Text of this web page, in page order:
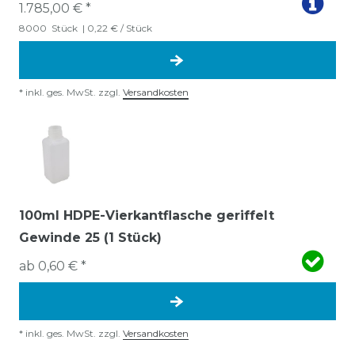
1.785,00 € *
8000 Stück | 0,22 € / Stück
* inkl. ges. MwSt. zzgl. Versandkosten
100ml HDPE-Vierkantflasche geriffelt
Gewinde 25 (1 Stück)
ab 0,60 € *
* inkl. ges. MwSt. zzgl. Versandkosten